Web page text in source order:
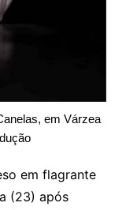
em Várzea
em flagrante
(23) após